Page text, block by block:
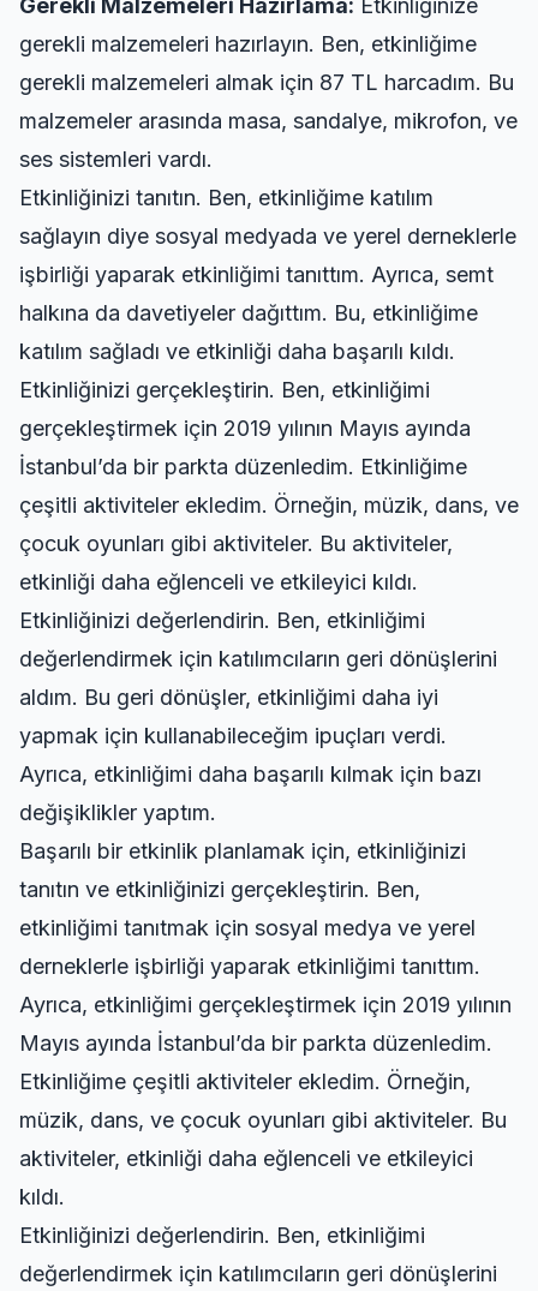
Gerekli Malzemeleri Hazırlama: Etkinliğinize
gerekli malzemeleri hazırlayın. Ben, etkinliğime
gerekli malzemeleri almak için 87 TL harcadım. Bu
malzemeler arasında masa, sandalye, mikrofon, ve
ses sistemleri vardı.
Etkinliğinizi tanıtın. Ben, etkinliğime katılım
sağlayın diye sosyal medyada ve yerel derneklerle
işbirliği yaparak etkinliğimi tanıttım. Ayrıca, semt
halkına da davetiyeler dağıttım. Bu, etkinliğime
katılım sağladı ve etkinliği daha başarılı kıldı.
Etkinliğinizi gerçekleştirin. Ben, etkinliğimi
gerçekleştirmek için 2019 yılının Mayıs ayında
İstanbul’da bir parkta düzenledim. Etkinliğime
çeşitli aktiviteler ekledim. Örneğin, müzik, dans, ve
çocuk oyunları gibi aktiviteler. Bu aktiviteler,
etkinliği daha eğlenceli ve etkileyici kıldı.
Etkinliğinizi değerlendirin. Ben, etkinliğimi
değerlendirmek için katılımcıların geri dönüşlerini
aldım. Bu geri dönüşler, etkinliğimi daha iyi
yapmak için kullanabileceğim ipuçları verdi.
Ayrıca, etkinliğimi daha başarılı kılmak için bazı
değişiklikler yaptım.
Başarılı bir etkinlik planlamak için, etkinliğinizi
tanıtın ve etkinliğinizi gerçekleştirin. Ben,
etkinliğimi tanıtmak için sosyal medya ve yerel
derneklerle işbirliği yaparak etkinliğimi tanıttım.
Ayrıca, etkinliğimi gerçekleştirmek için 2019 yılının
Mayıs ayında İstanbul’da bir parkta düzenledim.
Etkinliğime çeşitli aktiviteler ekledim. Örneğin,
müzik, dans, ve çocuk oyunları gibi aktiviteler. Bu
aktiviteler, etkinliği daha eğlenceli ve etkileyici
kıldı.
Etkinliğinizi değerlendirin. Ben, etkinliğimi
değerlendirmek için katılımcıların geri dönüşlerini